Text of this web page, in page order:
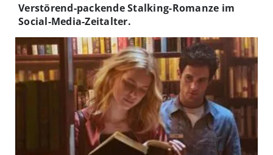
Verstörend-packende Stalking-Romanze im
Social-Media-Zeitalter.